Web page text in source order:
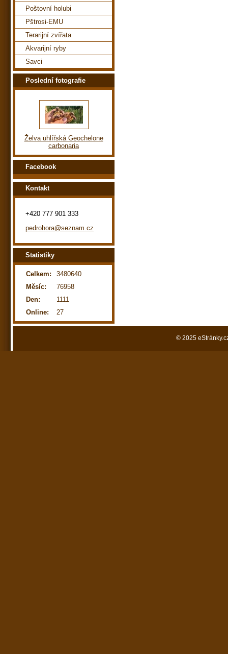
Poštovní holubi
Pštrosi-EMU
Terarijní zvířata
Akvarijní ryby
Savci
Poslední fotografie
Želva uhlířská Geochelone
carbonaria
Facebook
Kontakt
+420 777 901 333
pedrohora@seznam.cz
Statistiky
Online: 27
Celkem:
3480640
Měsíc:
76958
Den:
1111
© 2025